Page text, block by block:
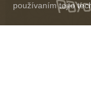
používaním tejto